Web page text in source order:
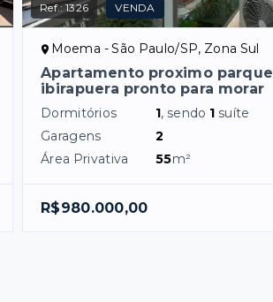
Ref.:1326 VENDA
Moema - São Paulo/SP, Zona Sul
Apartamento proximo parque
ibirapuera pronto para morar
Dormitórios 1, sendo 1 suíte
Garagens
2
Área Privativa
55m²
R$980.000,00